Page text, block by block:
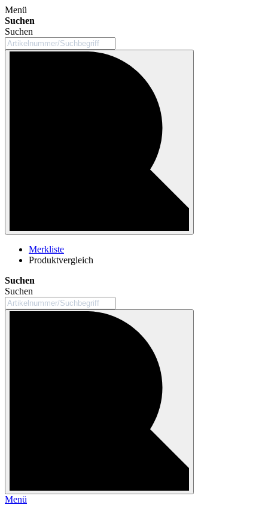
Menü
Suchen
Suchen
Merkliste
Produktvergleich
Suchen
Suchen
Menü